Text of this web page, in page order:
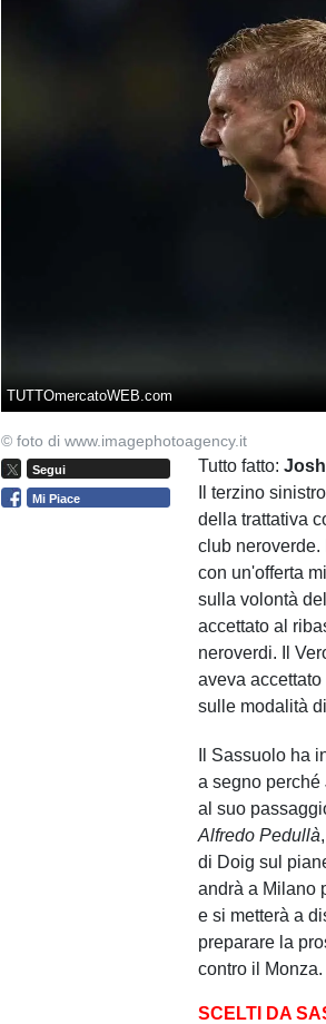
TUTTOmercatoWEB.com
© foto di www.imagephotoagency.it
Segui
Mi Piace
Tutto fatto:Josh
Il terzino
della trattativa
club
con un'offerta
sulla volontà
accettato al
neroverdi. Il
aveva
sulle modalità
Il Sassuolo ha
a segno
al suo
Alfredo Pedullà
di Doig sul
andrà a Milano
e si metterà a
preparare la
contro il Monza.
SCELTI DA